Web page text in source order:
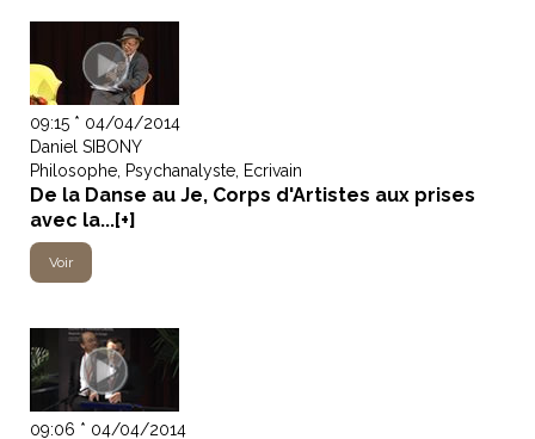
09:15 * 04/04/2014
Daniel SIBONY
Philosophe, Psychanalyste, Ecrivain
De la Danse au Je, Corps d'Artistes aux prises
avec la...[+]
Voir
09:06 * 04/04/2014